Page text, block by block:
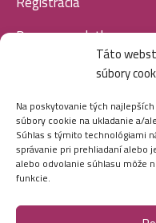
Táto
súbory
Na poskytovanie tých
súbory cookie na ukladanie a/
Súhlas s týmito technológiami
správanie pri prehliadaní alebo
alebo odvolanie súhlasu môže
funkcie.
Doprava a platba
SOCIÁLNE SIETE